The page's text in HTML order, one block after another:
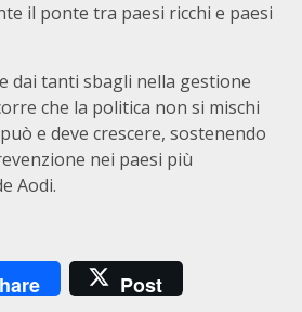
il ponte tra paesi ricchi e paesi
dai tanti sbagli nella gestione
che la politica non si mischi
e deve crescere, sostenendo
nei paesi più
Aodi.
Post